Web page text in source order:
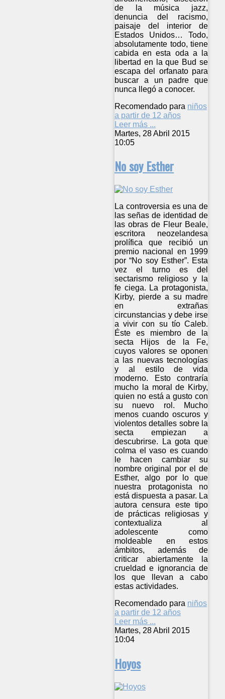
de la música jazz,
denuncia del racismo,
paisaje del interior de
Estados Unidos… Todo,
absolutamente todo, tiene
cabida en esta oda a la
libertad en la que Bud se
escapa del orfanato para
buscar a un padre que
nunca llegó a conocer.
Recomendado para niños
a partir de 12 años
Leer más ...
Martes, 28 Abril 2015
10:05
No soy Esther
La controversia es una de
las señas de identidad de
las obras de Fleur Beale,
escritora neozelandesa
prolífica que recibió un
premio nacional en 1999
por “No soy Esther”. Esta
vez el turno es del
sectarismo religioso y la
fe ciega. La protagonista,
Kirby, pierde a su madre
en extrañas
circunstancias y debe irse
a vivir con su tío Caleb.
Éste es miembro de la
secta Hijos de la Fe,
cuyos valores se oponen
a las nuevas tecnologías
y al estilo de vida
moderno. Esto contraría
mucho la moral de Kirby,
quien no está a gusto con
su nuevo rol. Mucho
menos cuando oscuros y
violentos detalles sobre la
secta empiezan a
descubrirse. La gota que
colma el vaso es cuando
le hacen cambiar su
nombre original por el de
Esther, algo por lo que
nuestra protagonista no
está dispuesta a pasar. La
autora censura este tipo
de prácticas religiosas y
contextualiza al
adolescente como
moldeable en estos
ámbitos, además de
criticar abiertamente la
crueldad e ignorancia de
los que llevan a cabo
estas actividades.
Recomendado para niños
a partir de 12 años
Leer más ...
Martes, 28 Abril 2015
10:04
Hoyos